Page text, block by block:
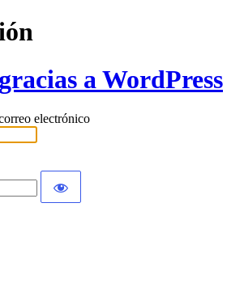
a WordPress
electrónico